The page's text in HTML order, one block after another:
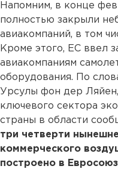
Напомним, в конце
полностью закрыли
авиакомпаний, в том
Кроме этого, ЕС ввел
авиакомпаниям
оборудования. По
Урсулы фон дер
ключевого сектора
страны в области
три четверти
коммерческого
построено в